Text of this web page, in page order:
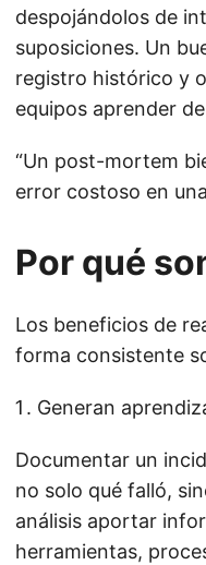
despojándolos de
suposiciones. Un
registro histórico y
equipos aprender
“Un post-mortem
error costoso en
Por qué
Los beneficios de
forma consistente
Generan
Documentar un
no solo qué falló,
análisis aportar
herramientas,